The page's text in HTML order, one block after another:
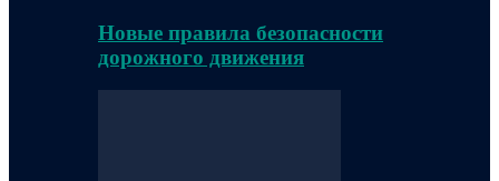
Новые правила безопасности
дорожного движения